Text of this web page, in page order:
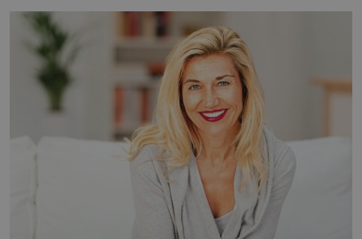
se na koloběžce a den zakončit poznáváním památek ve
Velkých Losinách nebo v termálním